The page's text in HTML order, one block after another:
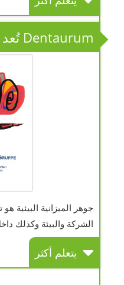
Dentaurum تُعد أول ميزانية بيئية لها
جوهر الميزانية البيئية
الشركة والبيئة وكذلك
يتعلم أكثر